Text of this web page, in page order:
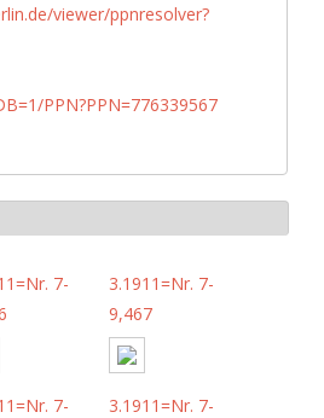
viewer/ppnresolver?
PPN?PPN=776339567
7-
3.1911=Nr. 7-
9,467
7-
3.1911=Nr. 7-